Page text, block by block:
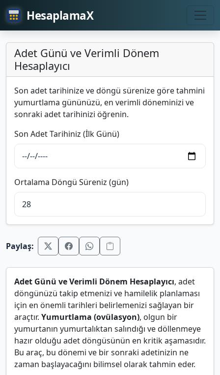
HesaplamaX
Adet Günü ve Verimli Dönem
Hesaplayıcı
Son adet tarihinize ve döngü sürenize göre tahmini
yumurtlama gününüzü, en verimli döneminizi ve
sonraki adet tarihinizi öğrenin.
Son Adet Tarihiniz (İlk Günü)
Ortalama Döngü Süreniz (gün)
Paylaş:
Adet Günü ve Verimli Dönem Hesaplayıcı, adet
döngünüzü takip etmenizi ve hamilelik planlaması
için en önemli tarihleri belirlemenizi sağlayan bir
araçtır. Yumurtlama (ovülasyon), olgun bir
yumurtanın yumurtalıktan salındığı ve döllenmeye
hazır olduğu adet döngüsünün en kritik aşamasıdır.
Bu araç, bu dönemi ve bir sonraki adetinizin ne
zaman başlayacağını bilimsel olarak tahmin eder.